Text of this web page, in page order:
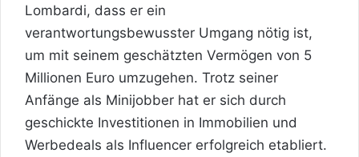
Lombardi, dass er ein
verantwortungsbewusster Umgang nötig ist,
um mit seinem geschätzten Vermögen von 5
Millionen Euro umzugehen. Trotz seiner
Anfänge als Minijobber hat er sich durch
geschickte Investitionen in Immobilien und
Werbedeals als Influencer erfolgreich etabliert.